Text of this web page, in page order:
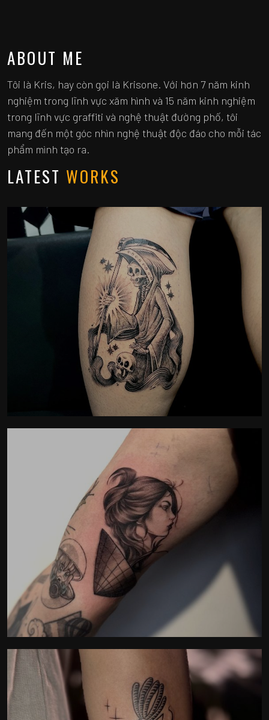
ABOUT ME
Tôi là Kris, hay còn gọi là Krisone. Với hơn 7 năm kinh
nghiệm trong lĩnh vực xăm hình và 15 năm kinh nghiệm
trong lĩnh vực graffiti và nghệ thuật đường phố, tôi
mang đến một góc nhìn nghệ thuật độc đáo cho mỗi tác
phẩm mình tạo ra.
LATEST WORKS